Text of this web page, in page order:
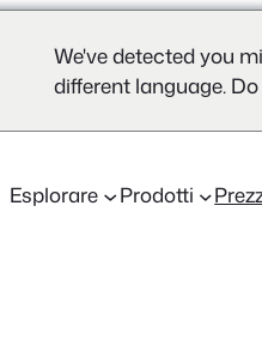
We've detected you
different language.
Esplorare Prodotti